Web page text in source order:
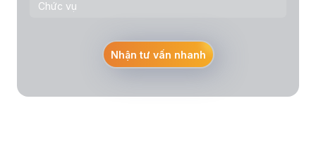
Nhận tư vấn nhanh